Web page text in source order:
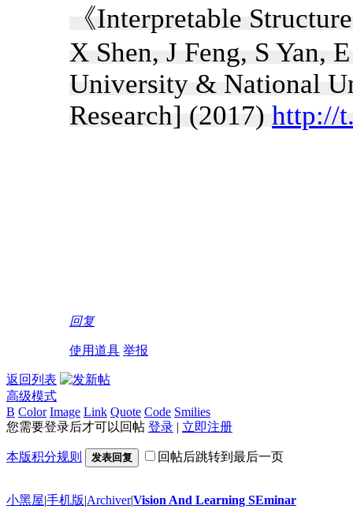
《Interpretable
X Shen, J Feng, S Yan,
University & National
Research] (2017) http://
回复
使用道具 举报
返回列表
高级模式
B Color Image Link Quote Code Smilies
您需要登录后才可以回帖 登录 | 立即注册
本版积分规则 发表回复 回帖后跳转到最后一页
小黑屋|手机版|Archiver|Vision And Learning SEminar